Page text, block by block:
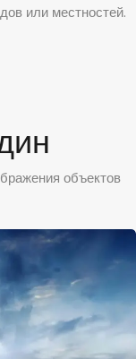
или местностей.
объектов